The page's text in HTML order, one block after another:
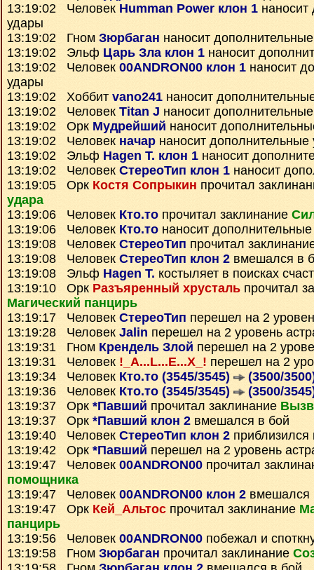
13:19:02 Человек Humman Power клон 1
удары
13:19:02 Гном Зюрбаган наносит
13:19:02 Эльф Царь Зла клон 1 наносит
13:19:02 Человек 00ANDRON00 клон 1 наносит
удары
13:19:02 Хоббит vano241 наносит
13:19:02 Человек Titan J наносит
13:19:02 Орк Мудрейший наносит
13:19:02 Человек начар наносит дополнительные
13:19:02 Эльф Hagen T. клон 1 наносит
13:19:02 Человек СтереоТип клон 1 наносит
13:19:05 Орк Костя Сопрыкин прочитал
удара
13:19:06 Человек Кто.то прочитал заклинание
13:19:06 Человек Кто.то наносит
13:19:08 Человек СтереоТип прочитал
13:19:08 Человек СтереоТип клон 2 вмешался в
13:19:08 Эльф Hagen T. костыляет в поисках
13:19:10 Орк Разъяренный хрусталь прочитал
Магический панцирь
13:19:17 Человек СтереоТип перешел на 2
13:19:28 Человек Jalin перешел на 2 уровень
13:19:31 Гном Крендель Злой перешел на 2
13:19:31 Человек !_A...L...E...X_! перешел на 2
13:19:34 Человек Кто.то (3545/3545)
(3500/
13:19:36 Человек Кто.то (3545/3545)
(3500/
13:19:37 Орк *Павший прочитал заклинание
13:19:37 Орк *Павший клон 2 вмешался в бой
13:19:40 Человек СтереоТип клон 2 приблизился
13:19:42 Орк *Павший перешел на 2 уровень
13:19:47 Человек 00ANDRON00 прочитал
помощника
13:19:47 Человек 00ANDRON00 клон 2 вмешался
13:19:47 Орк Кей_Альтос прочитал заклинание
панцирь
13:19:56 Человек 00ANDRON00 побежал и
13:19:58 Гном Зюрбаган прочитал заклинание